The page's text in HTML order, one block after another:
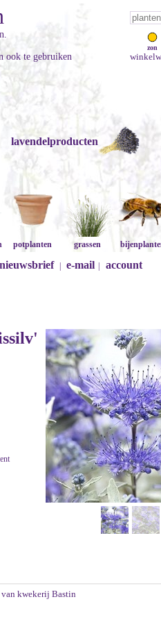
zon
ook te gebruiken
lavendelproducten
potplanten grassen
nieuwsbrief e-mail account
kwekerij Bastin